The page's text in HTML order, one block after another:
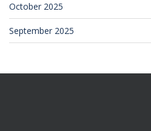
October 2025
September 2025